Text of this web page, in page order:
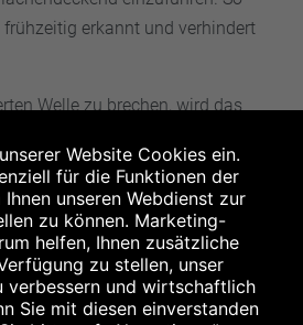
erkannt und verhindert
Welle zu brechen, wird das
appelliert daher an die
unbedingt die Impfangebote
noch nicht geschehen.
Kontakte möglichst reduzieren
Regel halten – auch bei 2G- und
Website Cookies ein.
für die Funktionen der
unseren Webdienst zur
zu können. Marketing-
helfen, Ihnen zusätzliche
zu stellen, unser
verbessern und wirtschaftlich
Sie mit diesen einverstanden